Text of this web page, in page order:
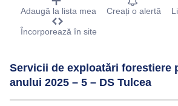
Adaugă la lista mea Creați o alertă
Încorporează în site
Servicii de exploatări forestiere
anului 2025 – 5 – DS Tulcea